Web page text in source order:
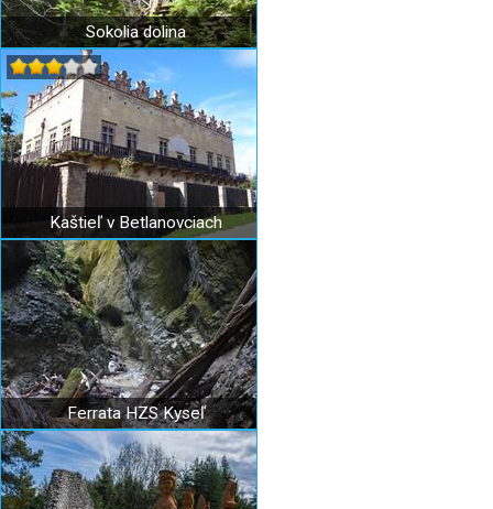
Sokolia dolina
Kaštieľ v Betlanovciach
Ferrata HZS Kyseľ